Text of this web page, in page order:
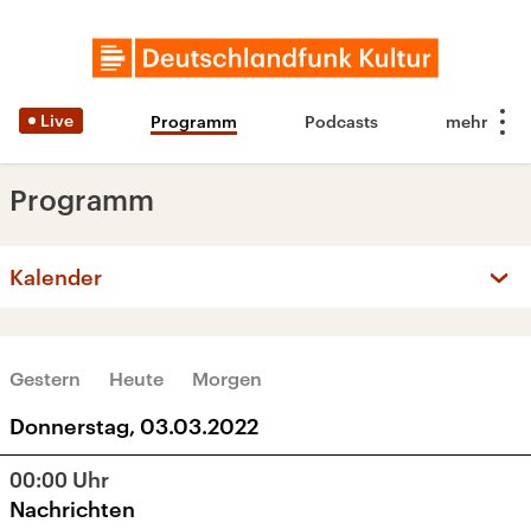
Live Programm Podcasts
Programm
Kalender
Mo Di Mi Do
7
Gestern Heute Morgen
Donnerstag, 03.03.2022
00:00 Uhr
Nachrichten